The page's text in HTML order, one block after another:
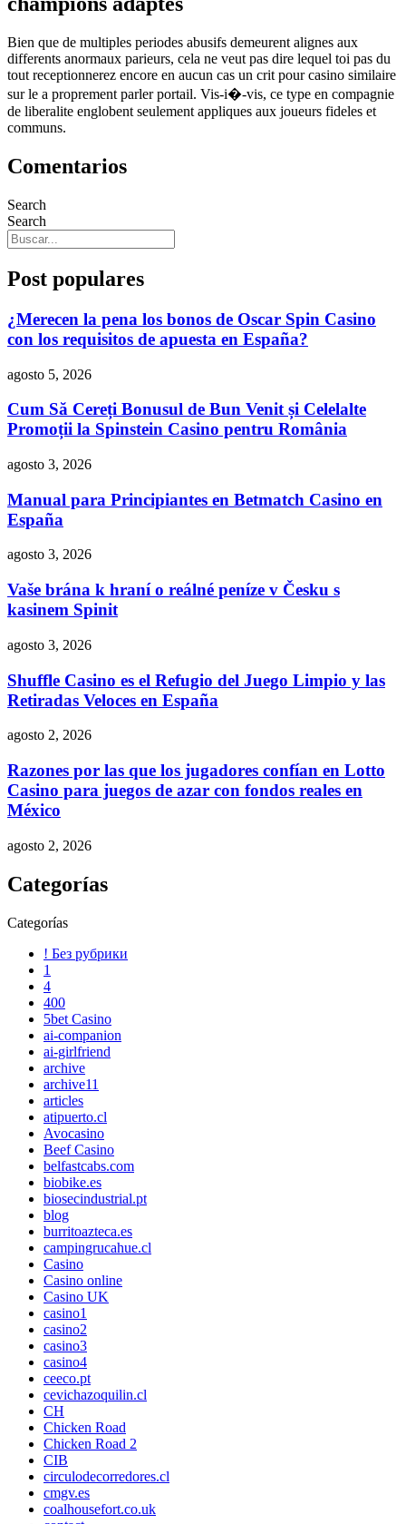
Bien que de multiples periodes abusifs demeurent alignes aux
differents anormaux parieurs, cela ne veut pas dire lequel toi pas du
tout receptionnerez encore en aucun cas un crit pour casino similaire
sur le a proprement parler portail. Vis-i�-vis, ce type en compagnie
de liberalite englobent seulement appliques aux joueurs fideles et
communs.
Comentarios
Search
Search
Post populares
¿Merecen la pena los bonos de Oscar Spin Casino
con los requisitos de apuesta en España?
agosto 5, 2026
Cum Să Cereți Bonusul de Bun Venit și Celelalte
Promoții la Spinstein Casino pentru România
agosto 3, 2026
Manual para Principiantes en Betmatch Casino en
España
agosto 3, 2026
Vaše brána k hraní o reálné peníze v Česku s
kasinem Spinit
agosto 3, 2026
Shuffle Casino es el Refugio del Juego Limpio y las
Retiradas Veloces en España
agosto 2, 2026
Razones por las que los jugadores confían en Lotto
Casino para juegos de azar con fondos reales en
México
agosto 2, 2026
Categorías
Categorías
! Без рубрики
1
4
400
5bet Casino
ai-companion
ai-girlfriend
archive
archive11
articles
atipuerto.cl
Avocasino
Beef Casino
belfastcabs.com
biobike.es
biosecindustrial.pt
blog
burritoazteca.es
campingrucahue.cl
Casino
Casino online
Casino UK
casino1
casino2
casino3
casino4
ceeco.pt
cevichazoquilin.cl
CH
Chicken Road
Chicken Road 2
CIB
circulodecorredores.cl
cmgv.es
coalhousefort.co.uk